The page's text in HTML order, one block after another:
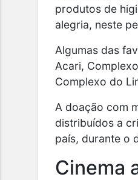
produtos de
alegria, neste
Algumas das
Acari,
Complexo do
A doação com
distribuídos a
país, durante o
Cinema